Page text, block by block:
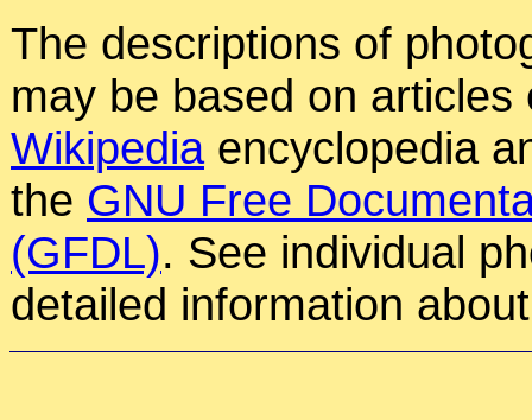
The descriptions of
may be based on articles
Wikipediaencyclopedia
the GNU Free
(GFDL). See individual
detailed information